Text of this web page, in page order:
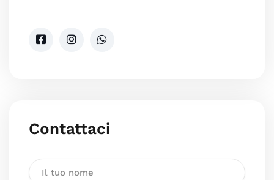
Contattaci